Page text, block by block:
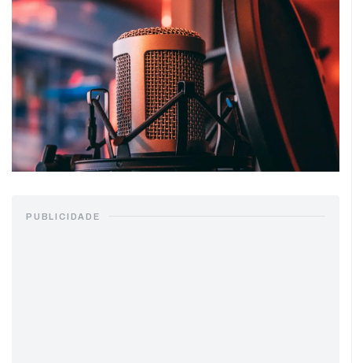
PUBLICIDADE